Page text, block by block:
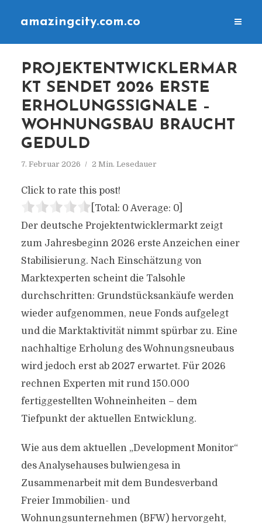
amazingcity.com.co
PROJEKTENTWICKLERMAR
KT SENDET 2026 ERSTE
ERHOLUNGSSIGNALE –
WOHNUNGSBAU BRAUCHT
GEDULD
7. Februar 2026 2 Min. Lesedauer
Click to rate this post!
[Total: 0 Average: 0]
Der deutsche Projektentwicklermarkt zeigt
zum Jahresbeginn 2026 erste Anzeichen einer
Stabilisierung. Nach Einschätzung von
Marktexperten scheint die Talsohle
durchschritten: Grundstücksankäufe werden
wieder aufgenommen, neue Fonds aufgelegt
und die Marktaktivität nimmt spürbar zu. Eine
nachhaltige Erholung des Wohnungsneubaus
wird jedoch erst ab 2027 erwartet. Für 2026
rechnen Experten mit rund 150.000
fertiggestellten Wohneinheiten – dem
Tiefpunkt der aktuellen Entwicklung.
Wie aus dem aktuellen „Development Monitor“
des Analysehauses bulwiengesa in
Zusammenarbeit mit dem Bundesverband
Freier Immobilien- und
Wohnungsunternehmen (BFW) hervorgeht,